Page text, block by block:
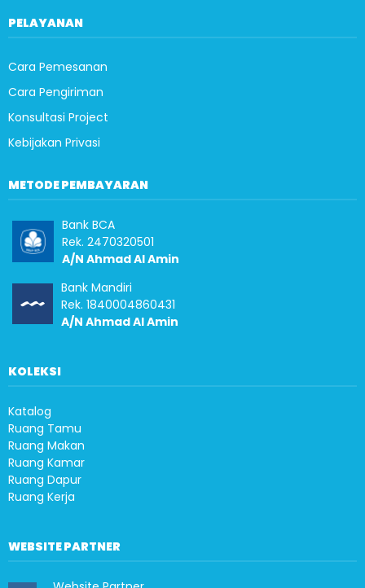
PELAYANAN
Cara Pemesanan
Cara Pengiriman
Konsultasi Project
Kebijakan Privasi
METODE PEMBAYARAN
Bank BCA
Rek. 2470320501
A/N Ahmad Al Amin
Bank Mandiri
Rek. 1840004860431
A/N Ahmad Al Amin
KOLEKSI
Katalog
Ruang Tamu
Ruang Makan
Ruang Kamar
Ruang Dapur
Ruang Kerja
WEBSITE PARTNER